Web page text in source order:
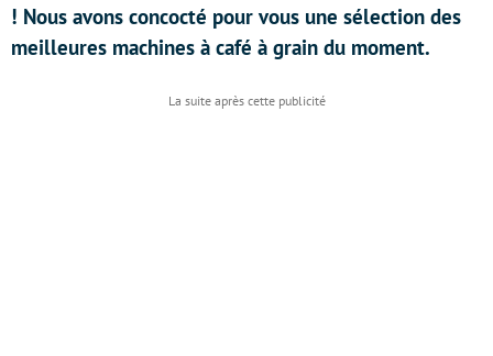
! Nous avons concocté pour vous une sélection des
meilleures machines à café à grain du moment.